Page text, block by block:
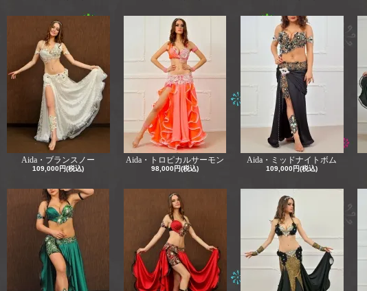
Aida・ブランスノー
109,000円(税込)
Aida・トロピカルサーモン
98,000円(税込)
Aida・ミッドナイトボム
109,000円(税込)